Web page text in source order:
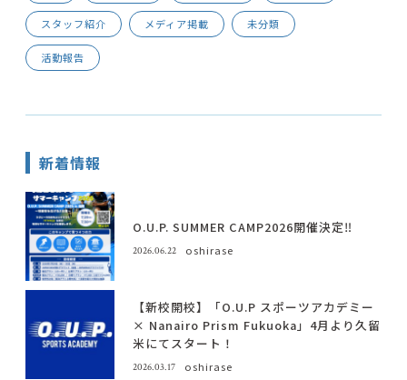
スタッフ紹介 メディア掲載 未分類
活動報告
新着情報
O.U.P. SUMMER CAMP2026開催決定‼️
2026.06.22 oshirase
【新校開校】「O.U.P スポーツアカデミー
× Nanairo Prism Fukuoka」4月より久留
米にてスタート！
2026.03.17 oshirase